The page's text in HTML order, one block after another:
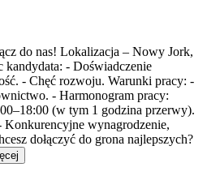
do nas! Lokalizacja – Nowy Jork,
- Doświadczenie
- Chęć rozwoju. Warunki pracy: -
- Harmonogram pracy:
(w tym 1 godzina przerwy).
wynagrodzenie,
dołączyć do grona najlepszych?